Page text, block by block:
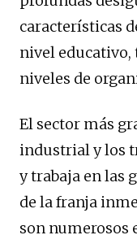
características
nivel educativo,
niveles de
El sector más
industrial y los
y trabaja en las
de la franja
son numerosos